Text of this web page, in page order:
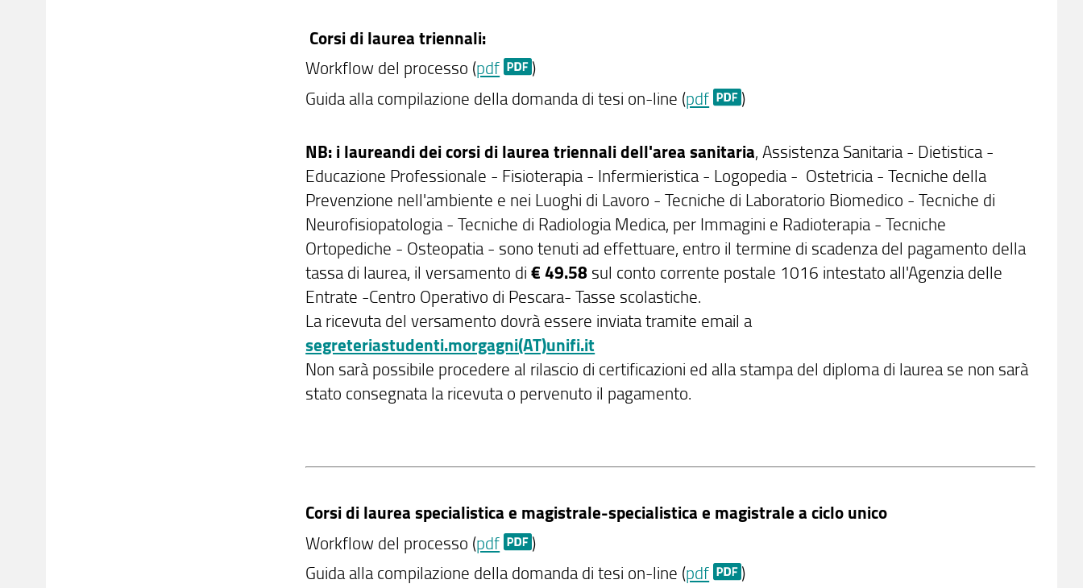
Corsi di laurea triennali:
Workflow del processo (pdf
)
Guida alla compilazione della domanda di tesi on-line (pdf )
NB: i laureandi dei corsi di laurea triennali dell'area sanitaria, Assistenza Sanitaria - Dietistica -
Educazione Professionale - Fisioterapia - Infermieristica - Logopedia - Ostetricia - Tecniche della
Prevenzione nell'ambiente e nei Luoghi di Lavoro - Tecniche di Laboratorio Biomedico - Tecniche di
Neurofisiopatologia - Tecniche di Radiologia Medica, per Immagini e Radioterapia - Tecniche
Ortopediche - Osteopatia - sono tenuti ad effettuare, entro il termine di scadenza del pagamento della
tassa di laurea, il versamento di€ 49.58 sul conto corrente postale 1016 intestato all'Agenzia delle
Entrate -Centro Operativo di Pescara- Tasse scolastiche.
La ricevuta del versamento dovrà essere inviata tramite email a
segreteriastudenti.morgagni(AT)unifi.it
Non sarà possibile procedere al rilascio di certificazioni ed alla stampa del diploma di laurea se non sarà
stato consegnata la ricevuta o pervenuto il pagamento.
Corsi di laurea specialistica e magistrale-specialistica e magistrale a ciclo unico
Workflow del processo (pdf
)
Guida alla compilazione della domanda di tesi on-line (pdf )